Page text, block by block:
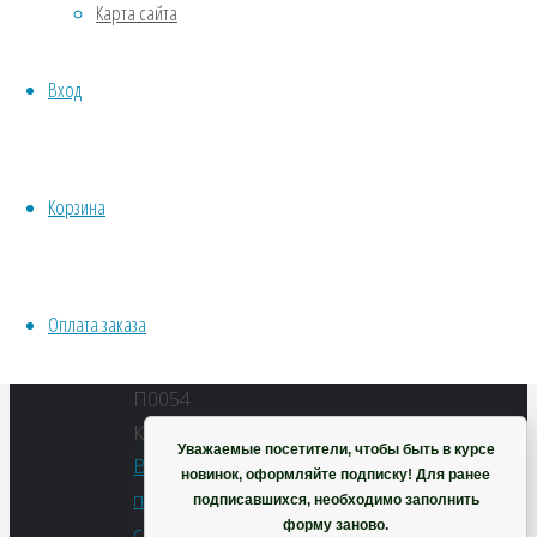
Карта сайта
Вход
Корзина
Оплата заказа
Компактный,
корзину
П0054
Категории:
Весь
перечень
Хвойники
ИНСТРУМЕНТЫ, ОБОРУДОВАНИЕ
Уважаемые посетители, чтобы быть в курсе
новинок, оформляйте подписку! Для ранее
подписавшихся, необходимо заполнить
форму заново.